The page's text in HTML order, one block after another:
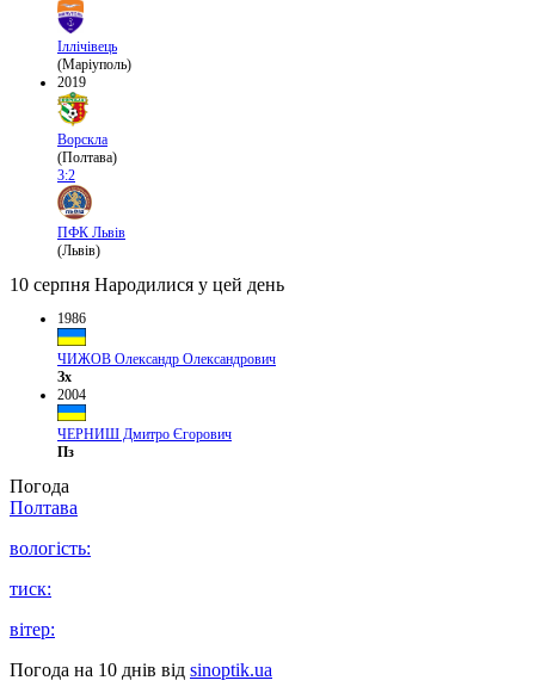
Іллічівець
(Маріуполь)
2019
Ворскла
(Полтава)
3:2
ПФК Львів
(Львів)
10 серпня Народилися у цей день
1986
ЧИЖОВ Олександр Олександрович
Зх
2004
ЧЕРНИШ Дмитро Єгорович
Пз
Погода
Полтава
вологість:
тиск:
вітер:
Погода на 10 днів від sinoptik.ua